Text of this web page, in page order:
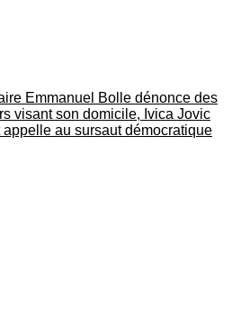
Emmanuel Bolle dénonce des
visant son domicile, Ivica Jovic
au sursaut démocratique